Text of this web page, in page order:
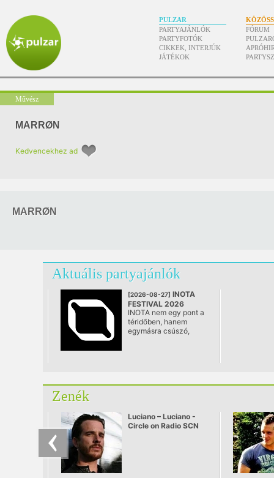
PULZAR
PARTYAJÁNLÓK
PARTYFOTÓK
CIKKEK, INTERJÚK
JÁTÉKOK
FÓRUM
Művész
MARRØN
Kedvencekhez ad
MARRØN
Aktuális partyajánlók
[2026-08-27] INOTA
FESTIVAL 2026
@ Várpalota
INOTA nem egy pont a
téridőben, hanem
egymásra csúszó,
alkotói energiái és a
vannak jelen.
Zenék
Luciano – Luciano -
Circle on Radio SCN